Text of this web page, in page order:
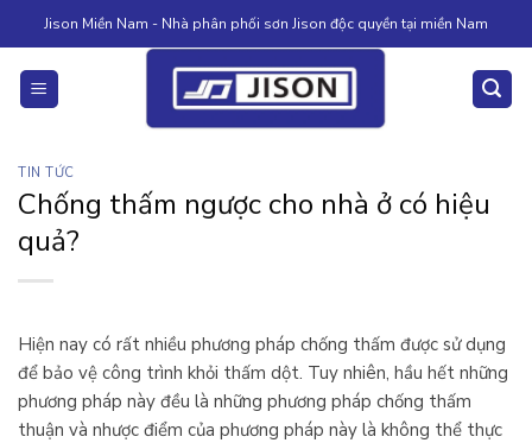
to
content
Jison Miền Nam - Nhà phân phối sơn Jison độc quyền tại miền Nam
TIN TỨC
Chống thấm ngược cho nhà ở có hiệu
quả?
Hiện nay có rất nhiều phương pháp chống thấm được sử dụng
để bảo vệ công trình khỏi thấm dột. Tuy nhiên, hầu hết những
phương pháp này đều là những phương pháp chống thấm
thuận và nhược điểm của phương pháp này là không thể thực